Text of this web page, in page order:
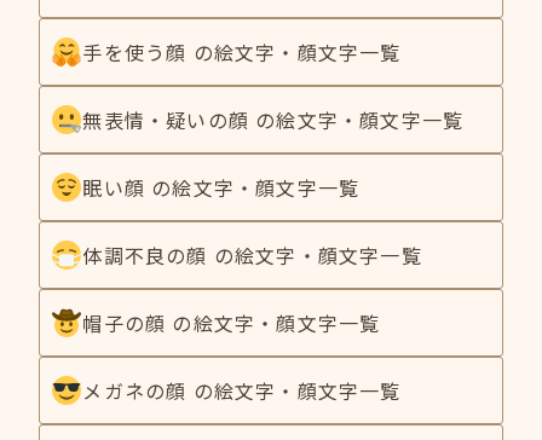
手を使う顔 の絵文字・顔文字一覧
無表情・疑いの顔 の絵文字・顔文字一覧
眠い顔 の絵文字・顔文字一覧
体調不良の顔 の絵文字・顔文字一覧
帽子の顔 の絵文字・顔文字一覧
メガネの顔 の絵文字・顔文字一覧